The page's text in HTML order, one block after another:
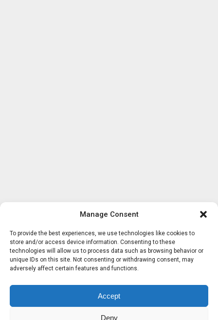
Manage Consent
To provide the best experiences, we use technologies like cookies to
store and/or access device information. Consenting to these
technologies will allow us to process data such as browsing behavior or
unique IDs on this site. Not consenting or withdrawing consent, may
adversely affect certain features and functions.
Accept
Deny